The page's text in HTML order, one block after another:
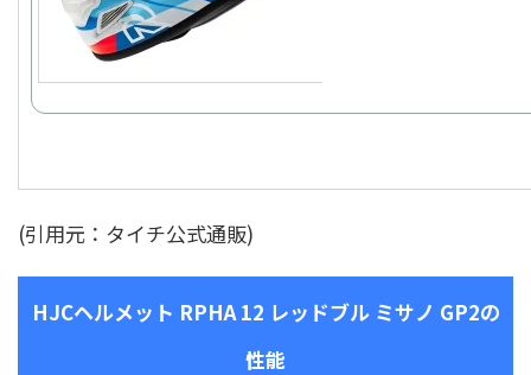
(引用元：タイチ公式通販)
HJCヘルメット RPHA 12 レッドブル ミサノ GP2の
性能